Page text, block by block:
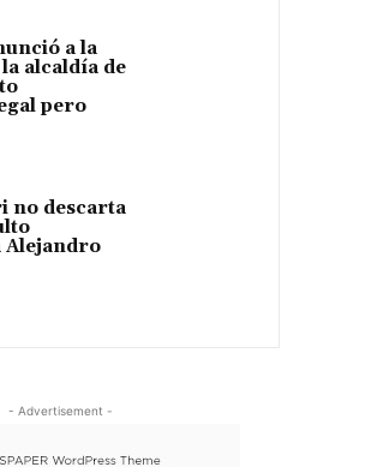
a la
alcaldía de
pero
no descarta
Alejandro
- Advertisement -